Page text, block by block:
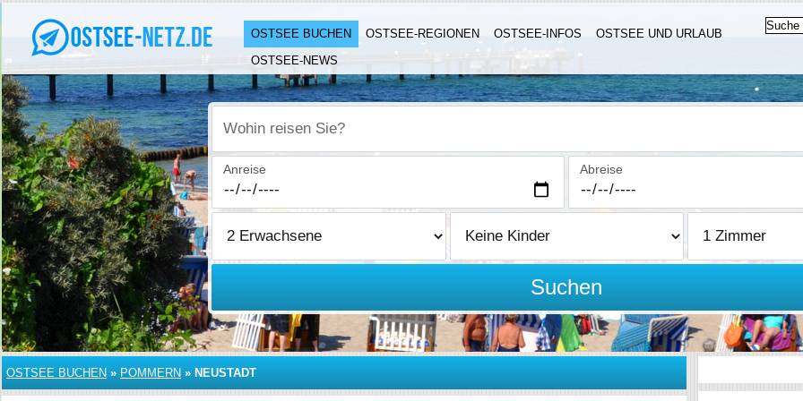
OSTSEE BUCHEN OSTSEE-REGIONEN OSTSEE-INFOS
OSTSEE UND URLAUB
OSTSEE-NEWS
Wohin reisen Sie?
Anreise Abreise
Suchen
OSTSEE BUCHEN » POMMERN » NEUSTADT